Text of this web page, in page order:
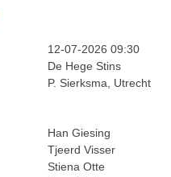
12-07-2026 09:30
De Hege Stins
P. Sierksma, Utrecht
Han Giesing
Tjeerd Visser
Stiena Otte